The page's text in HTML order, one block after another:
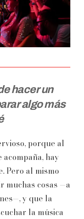
hacer un
algo más
porque al
hay
Pero al mismo
muchas cosas —a
y que la
la música